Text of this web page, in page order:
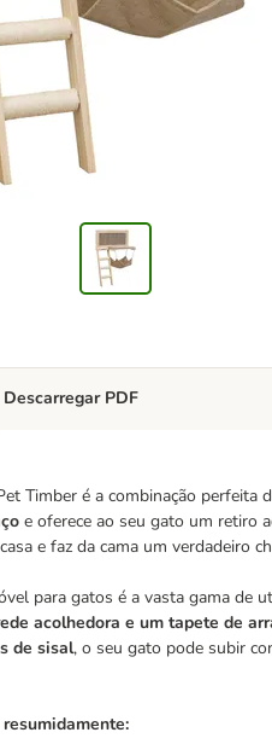
Timber é a combinação
e oferece ao seu gato um retiro
e faz da cama um verdadeiro
para gatos é a vasta gama de
acolhedora e um tapete de
de sisal, o seu gato pode subir
Descarregar PDF